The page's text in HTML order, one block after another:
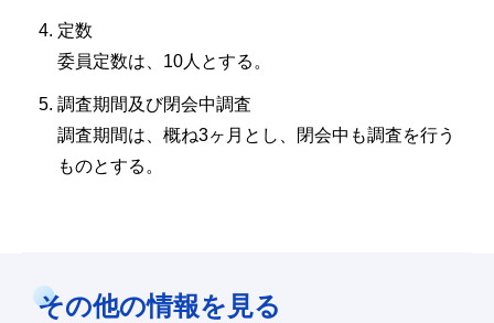
定数
委員定数は、10人とする。
調査期間及び閉会中調査
調査期間は、概ね3ヶ月とし、閉会中も調査を行う
ものとする。
その他の情報を見る